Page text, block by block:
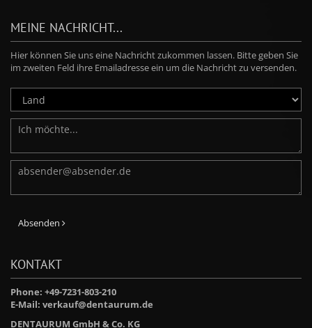
MEINE NACHRICHT...
Hier können Sie uns eine Nachricht zukommen lassen. Bitte geben Sie
im zweiten Feld ihre Emailadresse ein um die Nachricht zu versenden.
Absenden
KONTAKT
Phone: +49-7231-803-210
E-Mail: verkauf@dentaurum.de
DENTAURUM GmbH & Co. KG